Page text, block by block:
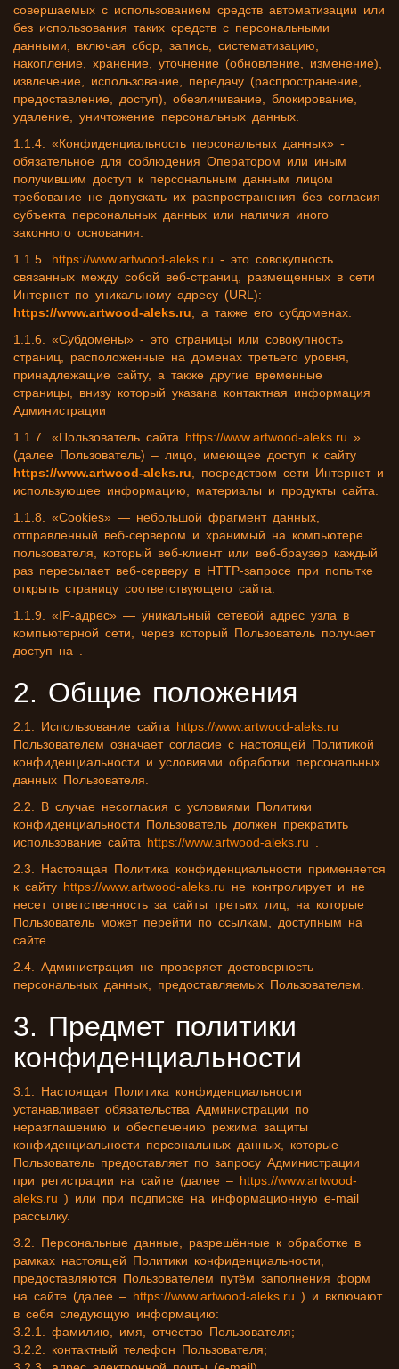
совершаемых с использованием средств автоматизации или
без использования таких средств с персональными
данными, включая сбор, запись, систематизацию,
накопление, хранение, уточнение (обновление, изменение),
извлечение, использование, передачу (распространение,
предоставление, доступ), обезличивание, блокирование,
удаление, уничтожение персональных данных.
1.1.4. «Конфиденциальность персональных данных» -
обязательное для соблюдения Оператором или иным
получившим доступ к персональным данным лицом
требование не допускать их распространения без согласия
субъекта персональных данных или наличия иного
законного основания.
1.1.5. https://www.artwood-aleks.ru - это совокупность
связанных между собой веб-страниц, размещенных в сети
Интернет по уникальному адресу (URL):
https://www.artwood-aleks.ru , а также его субдоменах.
1.1.6. «Субдомены» - это страницы или совокупность
страниц, расположенные на доменах третьего уровня,
принадлежащие сайту, а также другие временные
страницы, внизу который указана контактная информация
Администрации
1.1.7. «Пользователь сайта https://www.artwood-aleks.ru »
(далее Пользователь) – лицо, имеющее доступ к сайту
https://www.artwood-aleks.ru , посредством сети Интернет и
использующее информацию, материалы и продукты сайта.
1.1.8. «Cookies» — небольшой фрагмент данных,
отправленный веб-сервером и хранимый на компьютере
пользователя, который веб-клиент или веб-браузер каждый
раз пересылает веб-серверу в HTTP-запросе при попытке
открыть страницу соответствующего сайта.
1.1.9. «IP-адрес» — уникальный сетевой адрес узла в
компьютерной сети, через который Пользователь получает
доступ на .
2. Общие положения
2.1. Использование сайта https://www.artwood-aleks.ru
Пользователем означает согласие с настоящей Политикой
конфиденциальности и условиями обработки персональных
данных Пользователя.
2.2. В случае несогласия с условиями Политики
конфиденциальности Пользователь должен прекратить
использование сайта https://www.artwood-aleks.ru
2.3. Настоящая Политика конфиденциальности применяется
к сайту https://www.artwood-aleks.ru не контролирует и не
несет ответственность за сайты третьих лиц, на которые
Пользователь может перейти по ссылкам, доступным на
сайте.
2.4. Администрация не проверяет достоверность
персональных данных, предоставляемых Пользователем.
3. Предмет политики
конфиденциальности
3.1. Настоящая Политика конфиденциальности
устанавливает обязательства Администрации по
неразглашению и обеспечению режима защиты
конфиденциальности персональных данных, которые
Пользователь предоставляет по запросу Администрации
при регистрации на сайте (далее – https://www.artwood-
aleks.ru ) или при подписке на информационную e-mail
рассылку.
3.2. Персональные данные, разрешённые к обработке в
рамках настоящей Политики конфиденциальности,
предоставляются Пользователем путём заполнения форм
на сайте (далее – https://www.artwood-aleks.ru ) и включают
в себя следующую информацию:
3.2.1. фамилию, имя, отчество Пользователя;
3.2.2. контактный телефон Пользователя;